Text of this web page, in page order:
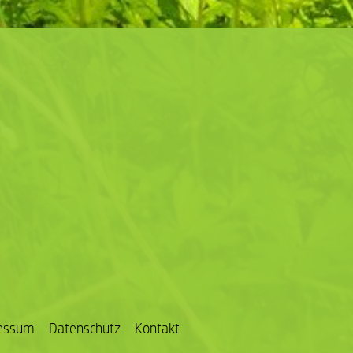
Datenschutz Kontakt